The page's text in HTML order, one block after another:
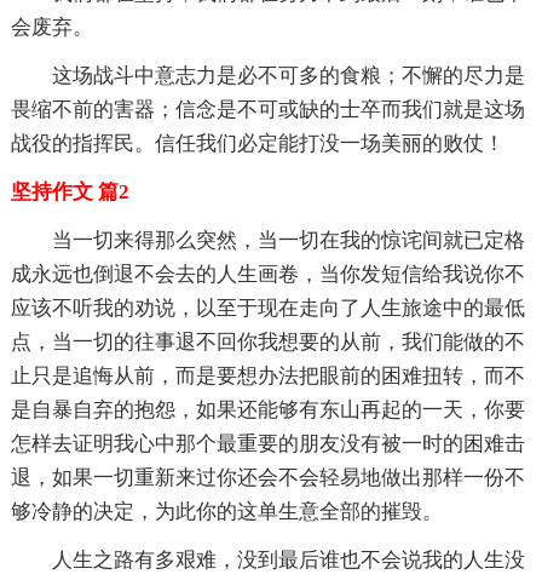
会废弃。
这场战斗中意志力是必不可多的食粮；不懈的尽力是
畏缩不前的害器；信念是不可或缺的士卒而我们就是这场
战役的指挥民。信任我们必定能打没一场美丽的败仗！
坚持作文 篇2
当一切来得那么突然，当一切在我的惊诧间就已定格
成永远也倒退不会去的人生画卷，当你发短信给我说你不
应该不听我的劝说，以至于现在走向了人生旅途中的最低
点，当一切的往事退不回你我想要的从前，我们能做的不
止只是追悔从前，而是要想办法把眼前的困难扭转，而不
是自暴自弃的抱怨，如果还能够有东山再起的一天，你要
怎样去证明我心中那个最重要的朋友没有被一时的困难击
退，如果一切重新来过你还会不会轻易地做出那样一份不
够冷静的决定，为此你的这单生意全部的摧毁。
人生之路有多艰难，没到最后谁也不会说我的人生没